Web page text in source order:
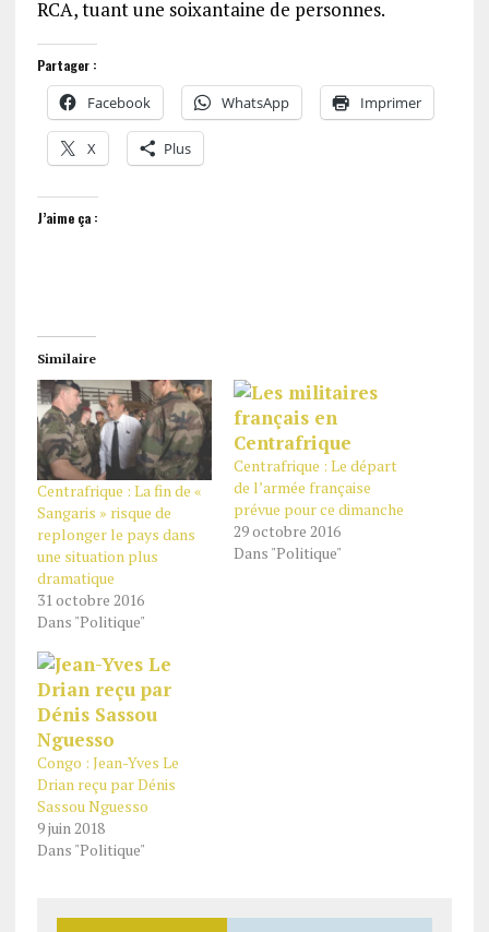
RCA, tuant une soixantaine de personnes.
Partager :
Facebook WhatsApp Imprimer
X Plus
J’aime ça :
Similaire
Centrafrique : La fin de «
Sangaris » risque de
replonger le pays dans
une situation plus
dramatique
31 octobre 2016
Dans "Politique"
Centrafrique : Le départ
de l’armée française
prévue pour ce dimanche
29 octobre 2016
Dans "Politique"
Congo : Jean-Yves Le
Drian reçu par Dénis
Sassou Nguesso
9 juin 2018
Dans "Politique"